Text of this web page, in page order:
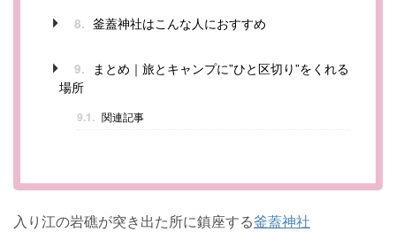
8. 釜蓋神社はこんな人におすすめ
9.
まとめ｜旅とキャンプに”ひと区切り”をくれる
場所
9.1. 関連記事
入り江の岩礁が突き出た所に鎮座する釜蓋神社